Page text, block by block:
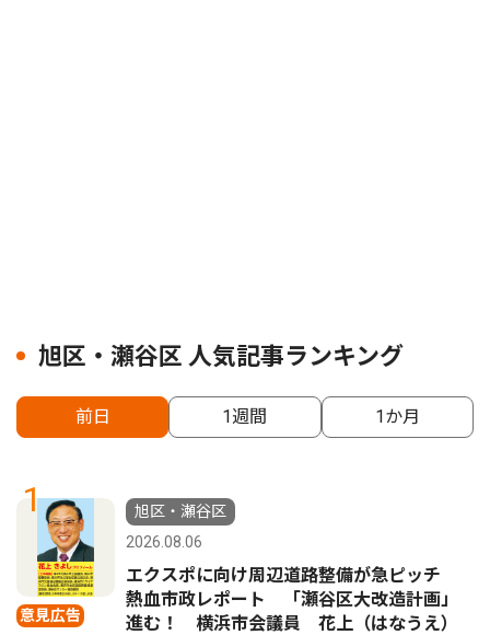
旭区・瀬谷区 人気記事ランキング
前日 1週間 1か月
1
意見広告
旭区・瀬谷区
2026.08.06
エクスポに向け周辺道路整備が急ピッチ
熱血市政レポート 「瀬谷区大改造計画」
進む！ 横浜市会議員 花上（はなうえ）